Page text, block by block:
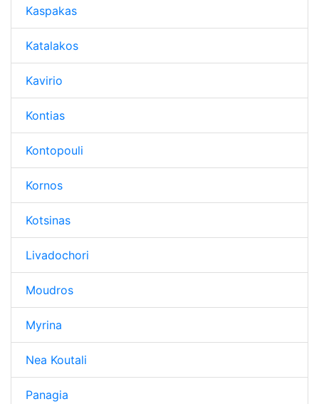
Kaspakas
Katalakos
Kavirio
Kontias
Kontopouli
Kornos
Kotsinas
Livadochori
Moudros
Myrina
Nea Koutali
Panagia